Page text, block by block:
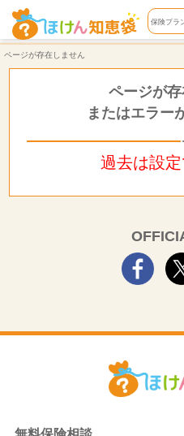
ページが存在しません | ほけん知恵袋
保険プラ
ページが存在しません
ページが
またはエラー
過去は設